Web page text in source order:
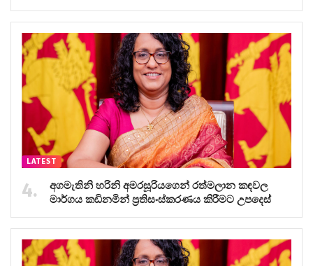
LATEST
අගමැතිනි හරිනි අමරසූරියගෙන් රත්මලාන කඳවල
මාර්ගය කඩිනමින් ප්‍රතිසංස්කරණය කිරීමට උපදෙස්